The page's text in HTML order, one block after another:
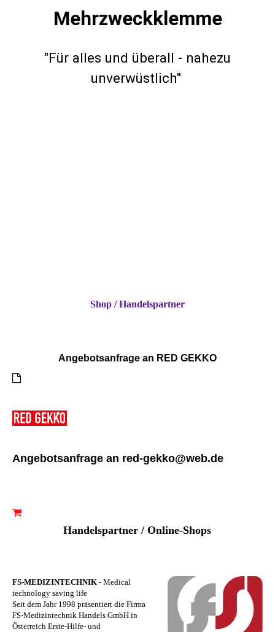
Mehrzweckklemme
"Für alles und überall - nahezu
unverwüstlich"
Shop / Handelspartner
Angebotsanfrage an RED GEKKO
Angebotsanfrage an red-gekko@web.de
Handelspartner / Online-Shops
FS-MEDIZINTECHNIK - Medical
technology saving life
Seit dem Jahr 1998 präsentiert die Firma
FS-Medizintechnik Handels GmbH in
Österreich Erste-Hilfe- und